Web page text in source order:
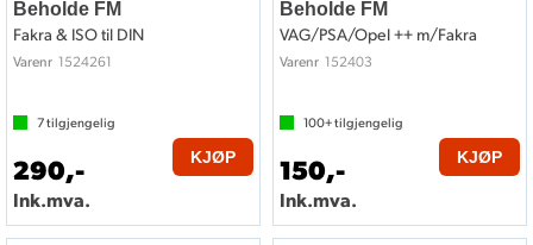
Beholde FM
Fakra & ISO til DIN
Varenr 1524261
7tilgjengelig
290,-
Ink.mva.
KJØP
Beholde FM
VAG/PSA/Opel ++ m/Fakra
Varenr 152403
100+tilgjengelig
150,-
Ink.mva.
KJØP